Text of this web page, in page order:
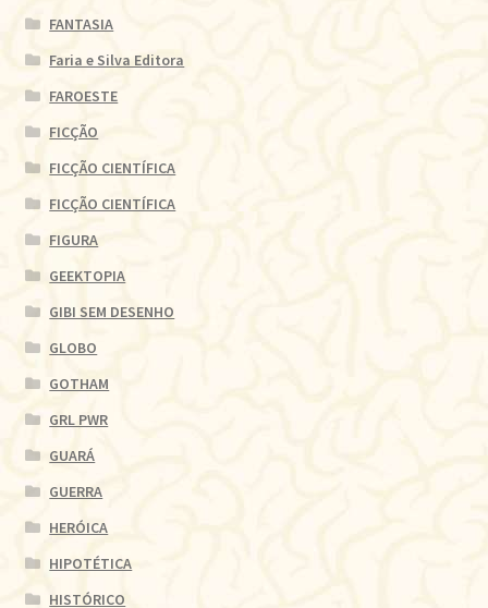
FANTASIA
Faria e Silva Editora
FAROESTE
FICÇÃO
FICÇÃO CIENTÍFICA
FICÇÃO CIENTÍFICA
FIGURA
GEEKTOPIA
GIBI SEM DESENHO
GLOBO
GOTHAM
GRL PWR
GUARÁ
GUERRA
HERÓICA
HIPOTÉTICA
HISTÓRICO